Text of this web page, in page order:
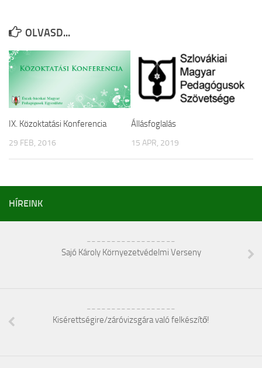
működtetése (2023-1-HU01-KA220-SCH-000152750)
TESLA Projekt
Felhívás
Képgaléria
TESLA Projekt
Külhoni pedagógusigazolvány
OLVASD...
IX. Közoktatási Konferencia
29 FEB, 2016
Állásfoglalás
15 APR, 2019
HÍREINK
Sajó Károly Környezetvédelmi Verseny
Kisérettségire/záróvizsgára való felkészítő!